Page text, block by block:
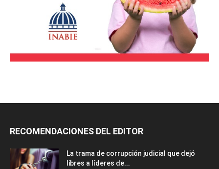
RECOMENDACIONES DEL EDITOR
La trama de corrupción judicial que dejó
libres a líderes de...